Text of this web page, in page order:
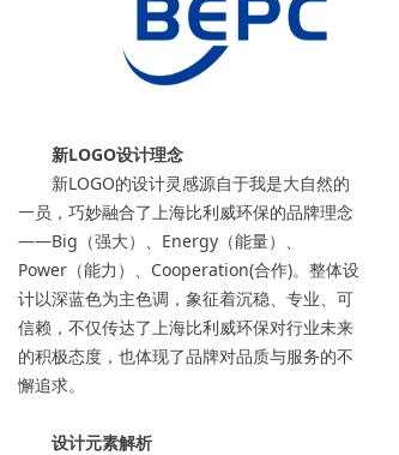
→ 行业新闻
→ 公司新闻
→ 常见问题
联系我们
新LOGO设计理念
新LOGO的设计灵感源自于我是大自然的
一员，巧妙融合了上海比利威环保的品牌理念
——Big（强大）、Energy（能量）、
Power（能力）、Cooperation(合作)。整体设
计以深蓝色为主色调，象征着沉稳、专业、可
信赖，不仅传达了上海比利威环保对行业未来
的积极态度，也体现了品牌对品质与服务的不
懈追求。
设计元素解析